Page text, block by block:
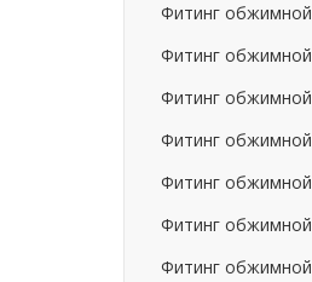
Фитинг обжимной
Фитинг обжимной
Фитинг обжимной
Фитинг обжимной
Фитинг обжимной
Фитинг обжимной
Фитинг обжимной